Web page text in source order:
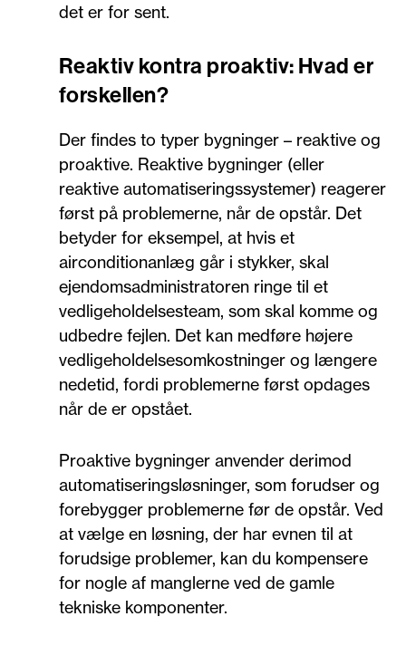
det er for sent.
Reaktiv kontra proaktiv: Hvad er
forskellen?
Der findes to typer bygninger – reaktive og
proaktive. Reaktive bygninger (eller
reaktive automatiseringssystemer) reagerer
først på problemerne, når de opstår. Det
betyder for eksempel, at hvis et
airconditionanlæg går i stykker, skal
ejendomsadministratoren ringe til et
vedligeholdelsesteam, som skal komme og
udbedre fejlen. Det kan medføre højere
vedligeholdelsesomkostninger og længere
nedetid, fordi problemerne først opdages
når de er opstået.
Proaktive bygninger anvender derimod
automatiseringsløsninger, som forudser og
forebygger problemerne før de opstår. Ved
at vælge en løsning, der har evnen til at
forudsige problemer, kan du kompensere
for nogle af manglerne ved de gamle
tekniske komponenter.